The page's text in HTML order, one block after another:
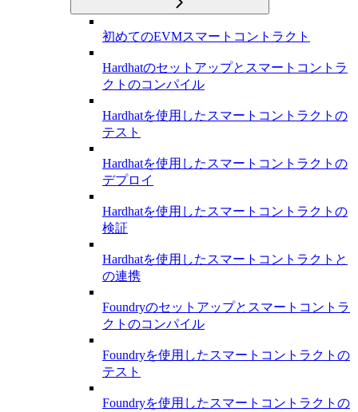
初めてのEVMスマートコントラクト
Hardhatのセットアップとスマートコントラ
クトのコンパイル
Hardhatを使用したスマートコントラクトの
テスト
Hardhatを使用したスマートコントラクトの
デプロイ
Hardhatを使用したスマートコントラクトの
検証
Hardhatを使用したスマートコントラクトと
の連携
Foundryのセットアップとスマートコントラ
クトのコンパイル
Foundryを使用したスマートコントラクトの
テスト
Foundryを使用したスマートコントラクトの